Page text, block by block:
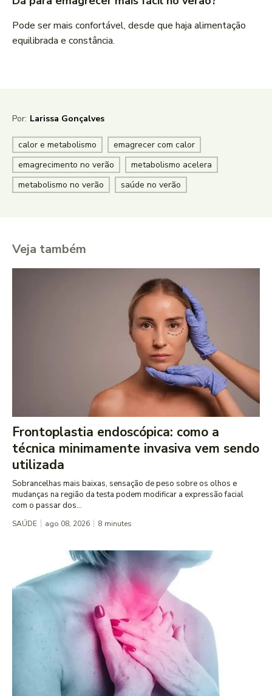
Pode ser mais confortável, desde que haja alimentação
equilibrada e constância.
Por: Larissa Gonçalves
calor e metabolismo
emagrecer com calor
emagrecimento no verão
metabolismo acelera
metabolismo no verão
saúde no verão
Veja também
Frontoplastia endoscópica: como a
técnica minimamente invasiva vem sendo
utilizada
Sobrancelhas mais baixas, sensação de peso sobre os olhos e
mudanças na região da testa podem modificar a expressão facial
com o passar dos...
SAÚDE ago 08, 2026 8 minutes